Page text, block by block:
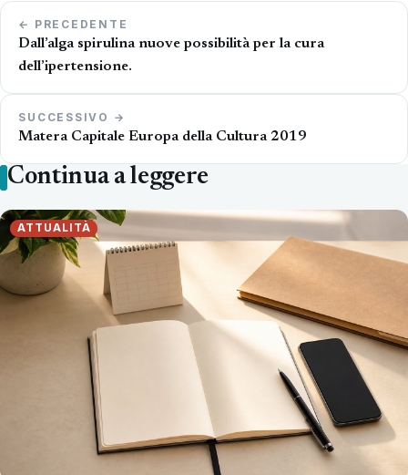
Navigazione
articoli
← PRECEDENTE
Dall’alga spirulina nuove possibilità per la cura
dell’ipertensione.
SUCCESSIVO →
Matera Capitale Europa della Cultura 2019
Continua a leggere
ATTUALITÀ